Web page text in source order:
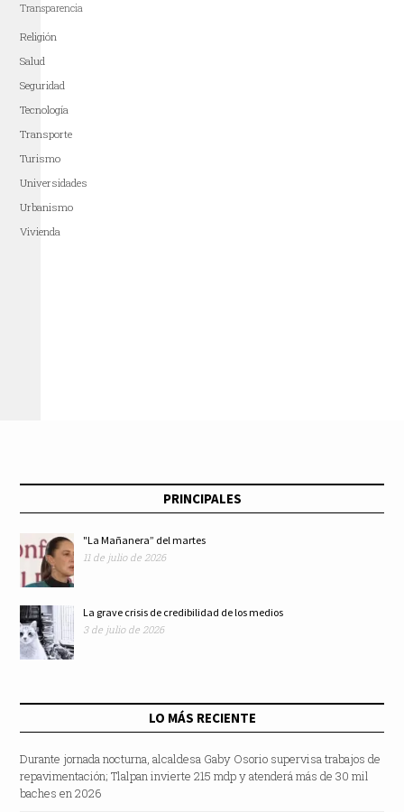
Transparencia
Religión
Salud
Seguridad
Tecnología
Transporte
Turismo
Universidades
Urbanismo
Vivienda
PRINCIPALES
"La Mañanera” del martes
11 de julio de 2026
La grave crisis de credibilidad de los medios
3 de julio de 2026
LO MÁS RECIENTE
Durante jornada nocturna, alcaldesa Gaby Osorio supervisa trabajos de
repavimentación; Tlalpan invierte 215 mdp y atenderá más de 30 mil
baches en 2026